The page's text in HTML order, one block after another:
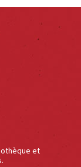
et